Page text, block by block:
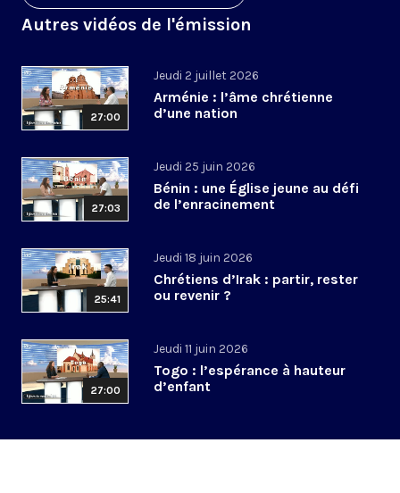
Autres vidéos de l'émission
27:00
Jeudi 2 juillet 2026
Arménie : l’âme chrétienne
d’une nation
27:03
Jeudi 25 juin 2026
Bénin : une Église jeune au défi
de l’enracinement
25:41
Jeudi 18 juin 2026
Chrétiens d’Irak : partir, rester
ou revenir ?
27:00
Jeudi 11 juin 2026
Togo : l’espérance à hauteur
d’enfant